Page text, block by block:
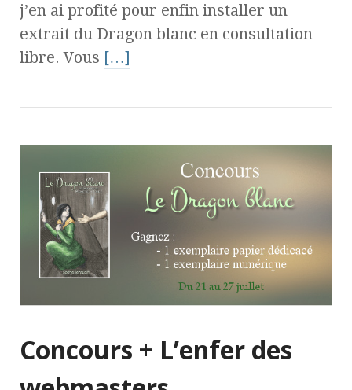
j’en ai profité pour enfin installer un
extrait du Dragon blanc en consultation
libre. Vous […]
Concours + L’enfer des